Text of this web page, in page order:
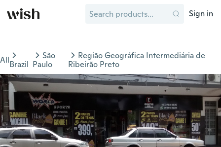
Sign in
AllBrazil
São
Paulo
Região Geográfica Intermediária de
Ribeirão Preto